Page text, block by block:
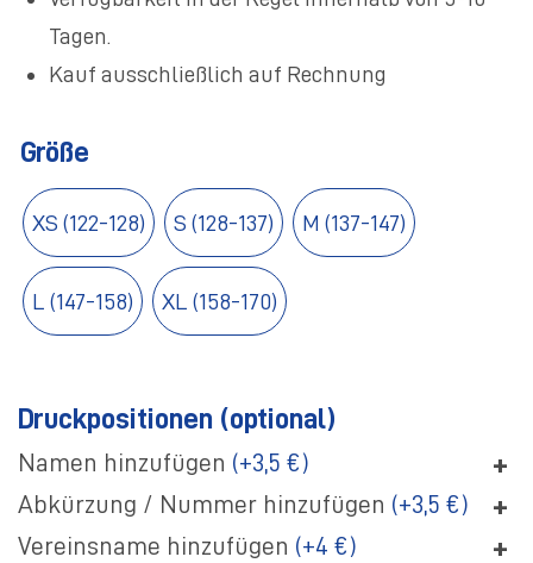
Tagen.
Kauf ausschließlich auf Rechnung
Größe
XS (122-128) S (128-137) M (137-147)
L (147-158) XL (158-170)
Druckpositionen (optional)
Namen hinzufügen (+3,5 €) +
Abkürzung / Nummer hinzufügen (+3,5 €) +
Vereinsname hinzufügen (+4 €) +